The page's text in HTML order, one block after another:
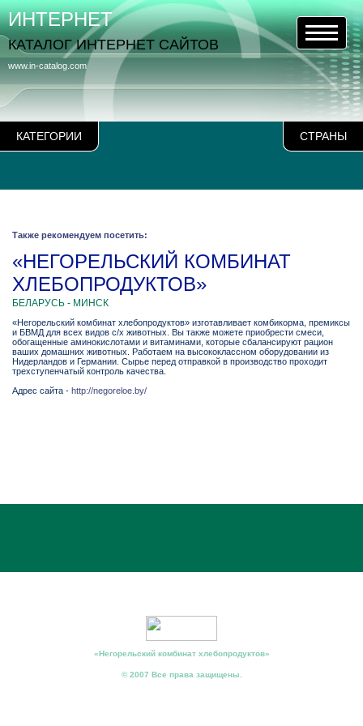
КАТЕГОРИИ СТРАНЫ
www.in-catalog.com
ИНТЕРНЕТ
КАТАЛОГ ИНТЕРНЕТ САЙТОВ
Также рекомендуем посетить:
«НЕГОРЕЛЬСКИЙ КОМБИНАТ
ХЛЕБОПРОДУКТОВ»
БЕЛАРУСЬ - МИНСК
«Негорельский комбинат хлебопродуктов» изготавливает комбикорма, премиксы
и БВМД для всех видов с/х животных. Вы также можете приобрести смеси,
обогащенные аминокислотами и витаминами, которые сбалансируют рацион
ваших домашних животных. Работаем на высококлассном оборудовании из
Нидерландов и Германии. Сырье перед отправкой в производство проходит
трехступенчатый контроль качества.
Адрес сайта - http://negoreloe.by/
«Негорельский комбинат хлебопродуктов»
© 2007 Все права защищены.